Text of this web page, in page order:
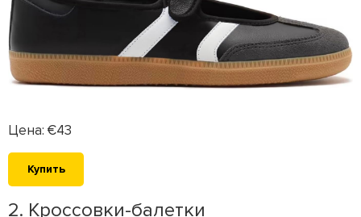
Цена: €43
Купить
2. Кроссовки-балетки